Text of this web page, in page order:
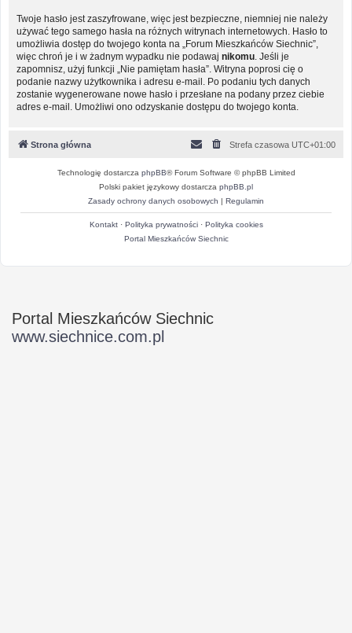
Twoje hasło jest zaszyfrowane, więc jest bezpieczne, niemniej nie należy
używać tego samego hasła na różnych witrynach internetowych. Hasło to
umożliwia dostęp do twojego konta na „Forum Mieszkańców Siechnic”,
więc chroń je i w żadnym wypadku nie podawaj nikomu . Jeśli je
zapomnisz, użyj funkcji „Nie pamiętam hasła”. Witryna poprosi cię o
podanie nazwy użytkownika i adresu e-mail. Po podaniu tych danych
zostanie wygenerowane nowe hasło i przesłane na podany przez ciebie
adres e-mail. Umożliwi ono odzyskanie dostępu do twojego konta.
Strona główna Strefa czasowa UTC+01:00
Technologię dostarcza phpBB® Forum Software © phpBB Limited
Polski pakiet językowy dostarcza phpBB.pl
Zasady ochrony danych osobowych | Regulamin
Kontakt· Polityka prywatności· Polityka cookies
Portal Mieszkańców Siechnic
Portal Mieszkańców Siechnic
www.siechnice.com.pl